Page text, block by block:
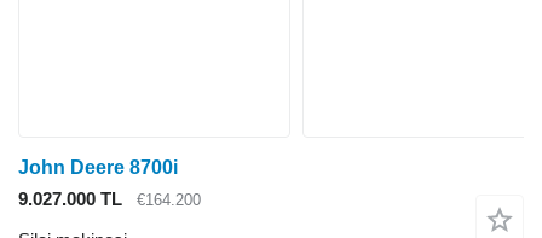
John Deere 8700i
9.027.000 TL
€164.200